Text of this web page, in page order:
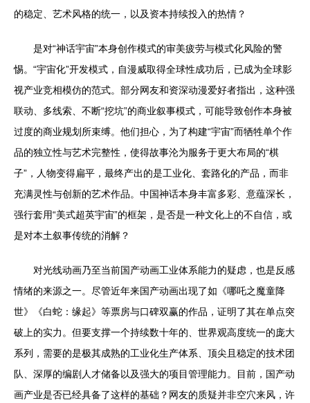
的稳定、艺术风格的统一，以及资本持续投入的热情？
是对“神话宇宙”本身创作模式的审美疲劳与模式化风险的警
惕。“宇宙化”开发模式，自漫威取得全球性成功后，已成为全球影
视产业竞相模仿的范式。部分网友和资深动漫爱好者指出，这种强
联动、多线索、不断“挖坑”的商业叙事模式，可能导致创作本身被
过度的商业规划所束缚。他们担心，为了构建“宇宙”而牺牲单个作
品的独立性与艺术完整性，使得故事沦为服务于更大布局的“棋
子”，人物变得扁平，最终产出的是工业化、套路化的产品，而非
充满灵性与创新的艺术作品。中国神话本身丰富多彩、意蕴深长，
强行套用“美式超英宇宙”的框架，是否是一种文化上的不自信，或
是对本土叙事传统的消解？
对光线动画乃至当前国产动画工业体系能力的疑虑，也是反感
情绪的来源之一。尽管近年来国产动画出现了如《哪吒之魔童降
世》《白蛇：缘起》等票房与口碑双赢的作品，证明了其在单点突
破上的实力。但要支撑一个持续数十年的、世界观高度统一的庞大
系列，需要的是极其成熟的工业化生产体系、顶尖且稳定的技术团
队、深厚的编剧人才储备以及强大的项目管理能力。目前，国产动
画产业是否已经具备了这样的基础？网友的质疑并非空穴来风，许